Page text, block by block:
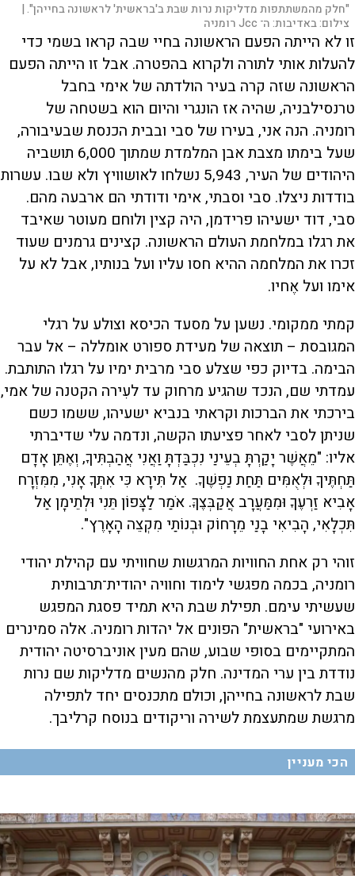
"חלק מהמשתתפות מדליקות נרות שבת ב'בראשית' לראשונה בחייהן". |
צילום:באדיבות: ה־ Jcc רומניה
זו לא הייתה הפעם הראשונה בחיי שבה קראו בשמי כדי
להעלות אותי לתורה ולקרוא בהפטרה. אבל זו הייתה הפעם
הראשונה שזה קרה בעיר הולדתה של אימי בחבל
טרנסילבניה, שהיה אז הונגרי והיום הוא בשטחה של
רומניה. הנה אני, בעירו של סבי ובבית הכנסת שבעיבורה,
שעל בימתו מצבת אבן המלמדת שמתוך 6,000 תושביה
היהודים של העיר, 5,943 נשלחו לאושוויץ ולא שבו. עשרות
בודדות ניצלו. סבי וסבתי, אימי ודודתי הם ארבעה מהם.
סבי, דוד ישעיהו פרידמן, היה קצין ולוחם מעוטר שאיבד
את רגלו במלחמת העולם הראשונה. קצינים גרמנים שעוד
זכרו את המלחמה ההיא חסו עליו ועל בנותיו, אבל לא על
אימו ועל אֶחיו.
קמתי ממקומי. נשען על מסעד הכיסא וצולע על רגלי
המגובסת – תוצאה של מעידת ספורט אומללה – אל עבר
הבימה. בדיוק כפי שצלע סבי מרבית ימיו על רגלו התותבת.
עמדתי שם, הנכד שהגיע מרחוק עד לעִירה הקטנה של אמי,
בירכתי את הברכות וקראתי בנביא ישעיהו, ששמו כשם
שניתן לסבי לאחר פציעתו הקשה, ונדמה עלי שדיברתי
אליו: "מֵאֲשֶׁר יָקַרְתָּ בְעֵינַי נִכְבַּדְתָּ וַאֲנִי אֲהַבְתִּיךָ, וְאֶתֵּן אָדָם
תַּחְתֶּיךָ וּלְאֻמִּים תַּחַת נַפְשֶׁךָ. אַל תִּירָא כִּי אִתְּךָ אָנִי, מִמִּזְרָח
אָבִיא זַרְעֶךָ וּמִמַּעֲרָב אֲקַבְּצֶךָּ. אֹמַר לַצָּפוֹן תֵּנִי וּלְתֵימָן אַל
תִּכְלָאִי, הָבִיאִי בָנַי מֵרָחוֹק וּבְנוֹתַי מִקְצֵה הָאָרֶץ".
זוהי רק אחת החוויות המרגשות שחוויתי עם קהילת יהודי
רומניה, בכמה מפגשי לימוד וחוויה יהודית־תרבותית
שעשיתי עימם. תפילת שבת היא תמיד פסגת המפגש
באירועי "בראשית" הפונים אל יהדות רומניה. אלה סמינרים
המתקיימים בסופי שבוע, שהם מעין אוניברסיטה יהודית
נודדת בין ערי המדינה. חלק מהנשים מדליקות שם נרות
שבת לראשונה בחייהן, וכולם מתכנסים יחד לתפילה
מרגשת שמתעצמת לשירה וריקודים בנוסח קרליבך.
הכי מעניין